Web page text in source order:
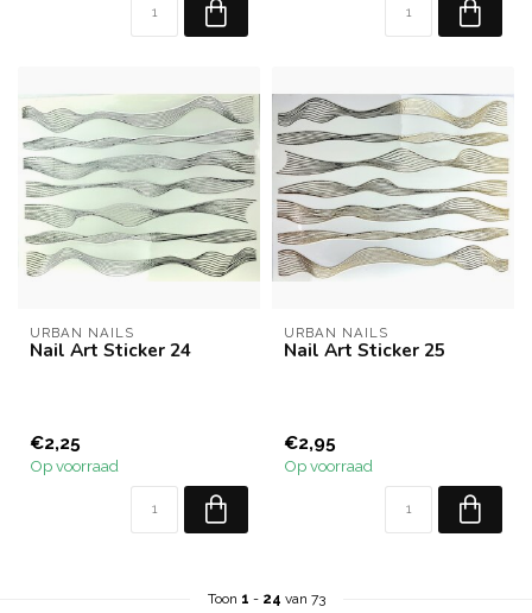
URBAN NAILS
Nail Art Sticker 24
€2,25
Op voorraad
URBAN NAILS
Nail Art Sticker 25
€2,95
Op voorraad
Toon 1 - 24 van 73